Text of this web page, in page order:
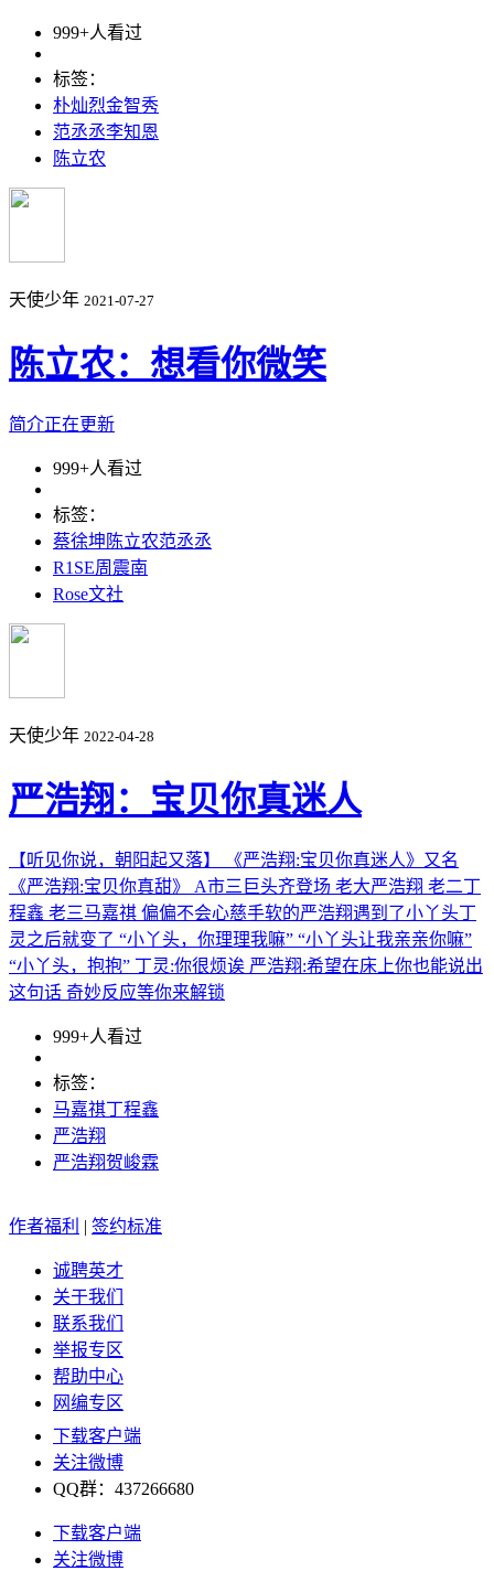
999+人看过
标签：
朴灿烈金智秀
范丞丞李知恩
陈立农
天使少年 2021-07-27
陈立农：想看你微笑
简介正在更新
999+人看过
标签：
蔡徐坤陈立农范丞丞
R1SE周震南
Rose文社
天使少年 2022-04-28
严浩翔：宝贝你真迷人
【听见你说，朝阳起又落】 《严浩翔:宝贝你真迷人》又名
《严浩翔:宝贝你真甜》 A市三巨头齐登场 老大严浩翔 老二丁
程鑫 老三马嘉祺 偏偏不会心慈手软的严浩翔遇到了小丫头丁
灵之后就变了 “小丫头，你理理我嘛” “小丫头让我亲亲你嘛”
“小丫头，抱抱” 丁灵:你很烦诶 严浩翔:希望在床上你也能说出
这句话 奇妙反应等你来解锁
999+人看过
标签：
马嘉祺丁程鑫
严浩翔
严浩翔贺峻霖
作者福利 | 签约标准
诚聘英才
关于我们
联系我们
举报专区
帮助中心
网编专区
下载客户端
关注微博
QQ群：437266680
下载客户端
关注微博